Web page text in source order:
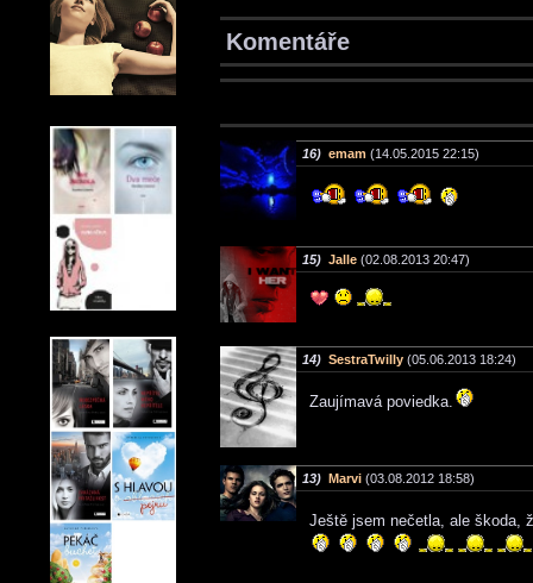
Komentáře
16) emam (14.05.2015 22:15)
15) Jalle (02.08.2013 20:47)
14) SestraTwilly (05.06.2013 18:24)
Zaujímavá poviedka.
13) Marvi (03.08.2012 18:58)
Ještě jsem nečetla, ale škoda,